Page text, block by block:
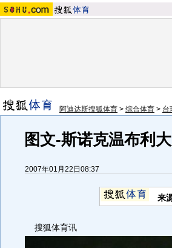
阿迪达斯搜狐体育 > 综合体育 > 台
图文-斯诺克温布利
2007年01月22日08:37
来
搜狐体育讯